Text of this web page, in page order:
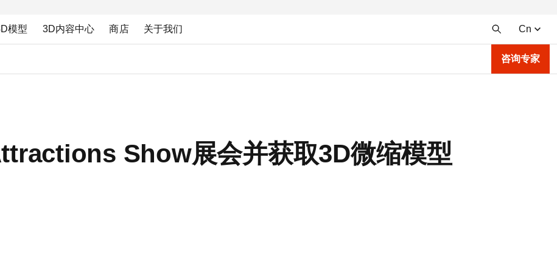
模型 3D内容中心 商店 关于我们 Cn
咨询专家
Show展会并获取3D微缩模型